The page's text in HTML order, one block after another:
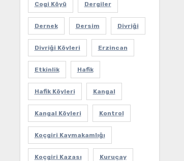
Cogi Köyü Dergiler
Dernek Dersim Divriği
Divriği Köyleri Erzincan
Etkinlik Hafik
Hafik Köyleri Kangal
Kangal Köyleri Kontrol
Koçgiri Kaymakamlığı
Koçgiri Kazası Kuruçay